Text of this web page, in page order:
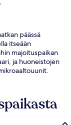
päässä
itseään
majoituspaikan
ja huoneistojen